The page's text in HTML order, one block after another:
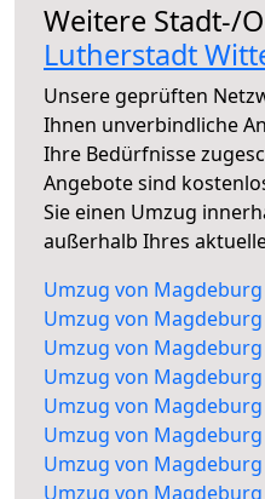
Weitere Stadt-/
Lutherstadt
Unsere geprüften
Ihnen unverbindliche
Ihre Bedürfnisse
Angebote sind
Sie einen Umzug
außerhalb Ihres
Umzug von
Umzug von
Umzug von
Umzug von Magdeburg
Umzug von
Umzug von
Umzug von
Umzug von